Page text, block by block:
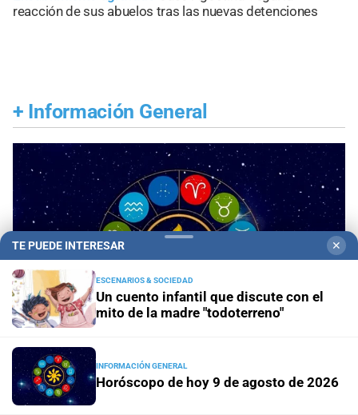
reacción de sus abuelos tras las nuevas detenciones
+ Información General
Panorama astrológico Horóscopo de hoy 9 de
agosto de 2026
TE PUEDE INTERESAR ✕
ESCENARIOS & SOCIEDAD
Un cuento infantil que discute con el
mito de la madre "todoterreno"
INFORMACIÓN GENERAL
Horóscopo de hoy 9 de agosto de 2026